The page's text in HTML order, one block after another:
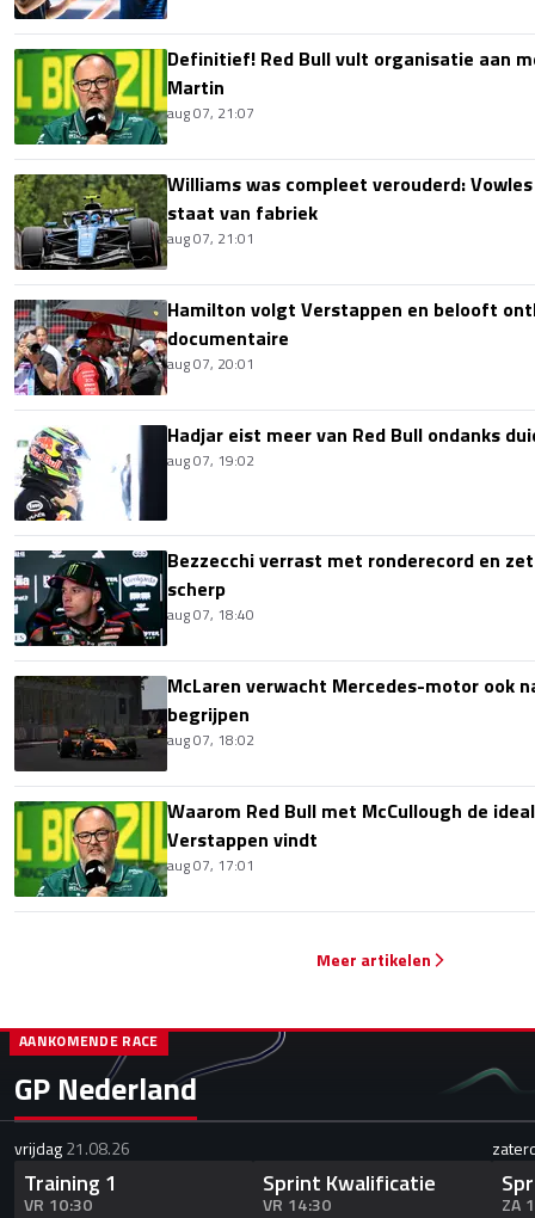
Definitief! Red Bull vult organisatie aan
Martin
aug 07, 21:07
Williams was compleet verouderd:
staat van fabriek
aug 07, 21:01
Hamilton volgt Verstappen en belooft
documentaire
aug 07, 20:01
Hadjar eist meer van Red Bull ondanks
aug 07, 19:02
Bezzecchi verrast met ronderecord en
scherp
aug 07, 18:40
McLaren verwacht Mercedes-motor ook
begrijpen
aug 07, 18:02
Waarom Red Bull met McCullough de
Verstappen vindt
aug 07, 17:01
Meer artikelen
GP Nederland
AANKOMENDE RACE
vrijdag21.08.26
Training 1
VR 10:30
Sprint Kwalificatie
VR 14:30 ZA